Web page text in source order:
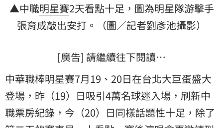
▲中職明星賽2天看點十足，圖為明星隊游擊手
張育成敲出安打。（圖／記者劉彥池攝影）
[廣告] 請繼續往下閱讀…
中華職棒明星賽7月19、20日在台北大巨蛋盛大
登場，昨（19）日吸引4萬名球迷入場，刷新中
職票房紀錄，今（20）日同樣話題性十足，除了